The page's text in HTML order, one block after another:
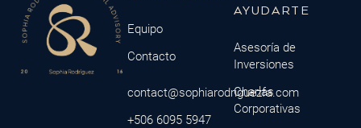
Equipo
Contacto
contact@sophiarodriguezfa.com
+506 6095 5947
AYUDARTE
Asesoría de
Inversiones
Charlas
Corporativas